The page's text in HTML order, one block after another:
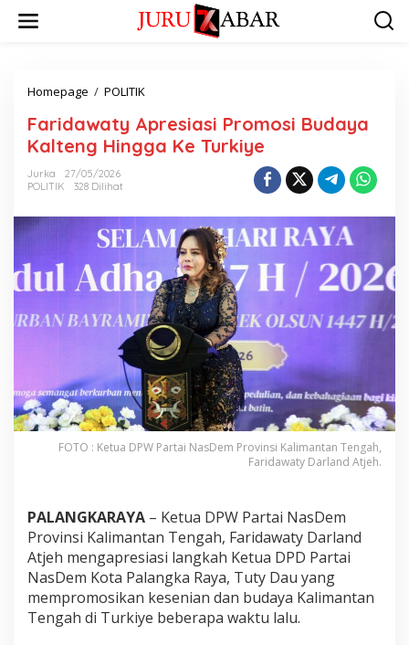
Homepage / POLITIK
Faridawaty Apresiasi Promosi Budaya
Kalteng Hingga Ke Turkiye
Jurka
27/05/2026
POLITIK
328 Dilihat
FOTO : Ketua DPW Partai NasDem Provinsi Kalimantan Tengah,
Faridawaty Darland Atjeh.
PALANGKARAYA – Ketua DPW Partai NasDem
Provinsi Kalimantan Tengah, Faridawaty Darland
Atjeh mengapresiasi langkah Ketua DPD Partai
NasDem Kota Palangka Raya, Tuty Dau yang
mempromosikan kesenian dan budaya Kalimantan
Tengah di Turkiye beberapa waktu lalu.